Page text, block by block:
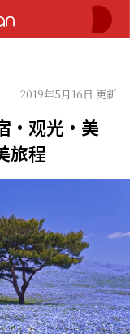
English
简体中文
ภาษาไทย
한국어
日本語
2019年5月16日 更新
・观光・美
旅程